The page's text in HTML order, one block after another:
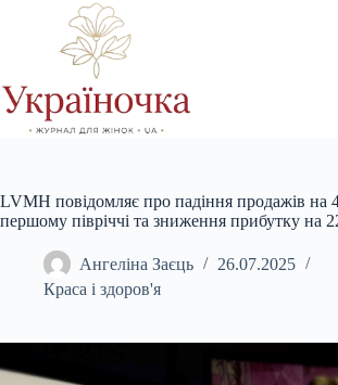
LVMH повідомляє про падіння продажів на
першому півріччі та зниження прибутку на
Ангеліна Заєць
26.07.2025
Краса і здоров'я